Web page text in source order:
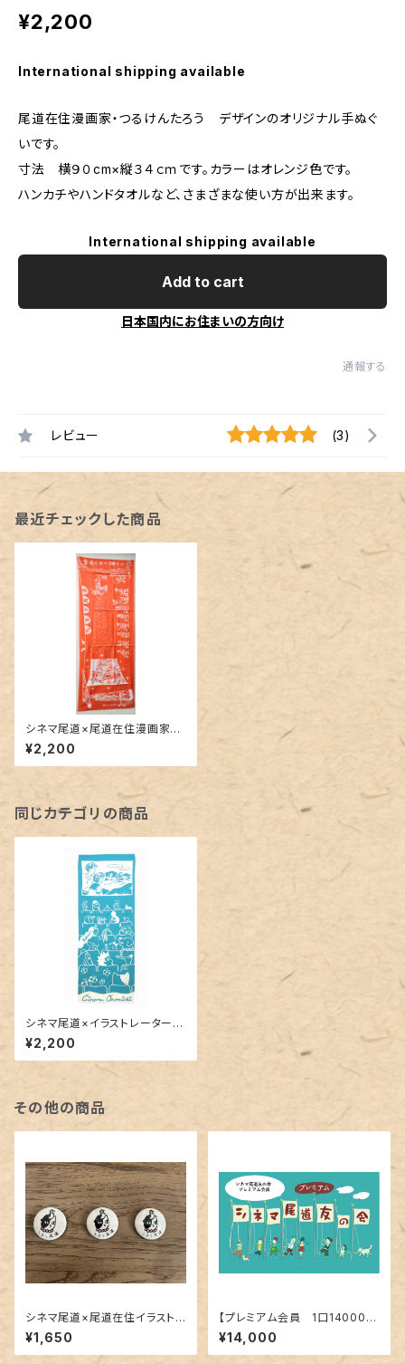
¥2,200
International shipping available
尾道在住漫画家・つるけんたろう デザインのオリジナル手ぬぐ
いです。
寸法 横９０cm×縦３４ｃｍです。カラーはオレンジ色です。
ハンカチやハンドタオルなど、さまざまな使い方が出来ます。
International shipping available
Add to cart
日本国内にお住まいの方向け
通報する
レビュー (3)
最近チェックした商品
シネマ尾道×尾道在住漫画家・
つるけんたろう オリジナル手
ぬぐい
¥2,200
同じカテゴリの商品
シネマ尾道×イラストレーター・
ハラルミ オリジナル手ぬぐい
¥2,200
その他の商品
シネマ尾道×尾道在住イラストレ
ーターハラルミ オリジナル缶バ
ッジ シネマ猫×ハト3個セット
¥1,650
【プレミアム会員 1口14000
円】シネマ尾道友の会2026
¥14,000